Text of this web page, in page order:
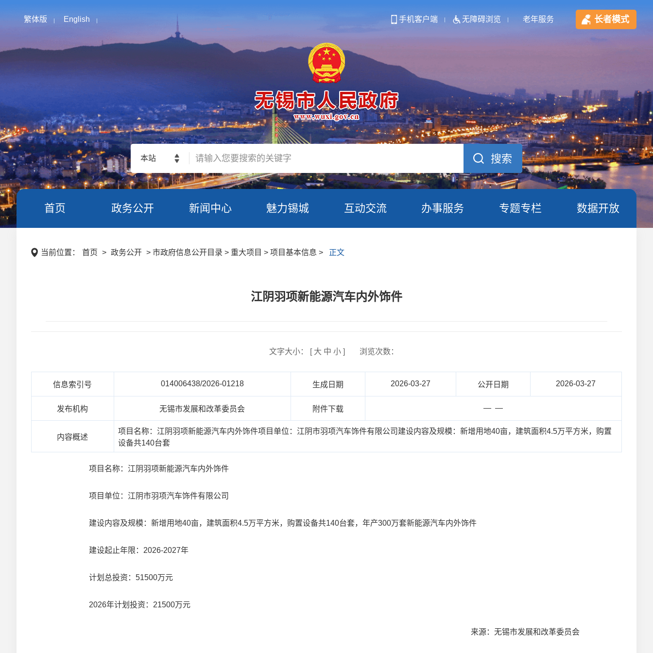
繁体版 English 手机客户端 无障碍浏览 老年服务 长者模式
本站
首页 政务公开 新闻中心 魅力锡城 互动交流 办事服务 专题专栏 数据开放
当前位置： 首页 > 政务公开 > 市政府信息公开目录 > 重大项目 > 项目基本信息 > 正文
江阴羽项新能源汽车内外饰件
文字大小： [ 大 中 小] 浏览次数：
信息索引号 014006438/2026-01218 生成日期 2026-03-27 公开日期 2026-03-27
发布机构 无锡市发展和改革委员会 附件下载 — —
内容概述
项目名称：江阴羽项新能源汽车内外饰件项目单位：江阴市羽项汽车饰件有限公司建设内容及规模：新增用地40亩，建筑面积4.5万平方米，购置
设备共140台套
项目名称：江阴羽项新能源汽车内外饰件
项目单位：江阴市羽项汽车饰件有限公司
建设内容及规模：新增用地40亩，建筑面积4.5万平方米，购置设备共140台套，年产300万套新能源汽车内外饰件
建设起止年限：2026-2027年
计划总投资：51500万元
2026年计划投资：21500万元
来源：无锡市发展和改革委员会